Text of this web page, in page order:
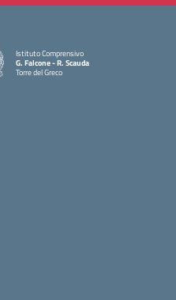
Istituto Comprensivo
G. Falcone - R. Scauda
Torre del Greco